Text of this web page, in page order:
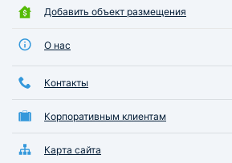
Добавить объект размещения
О нас
Контакты
Корпоративным клиентам
Карта сайта